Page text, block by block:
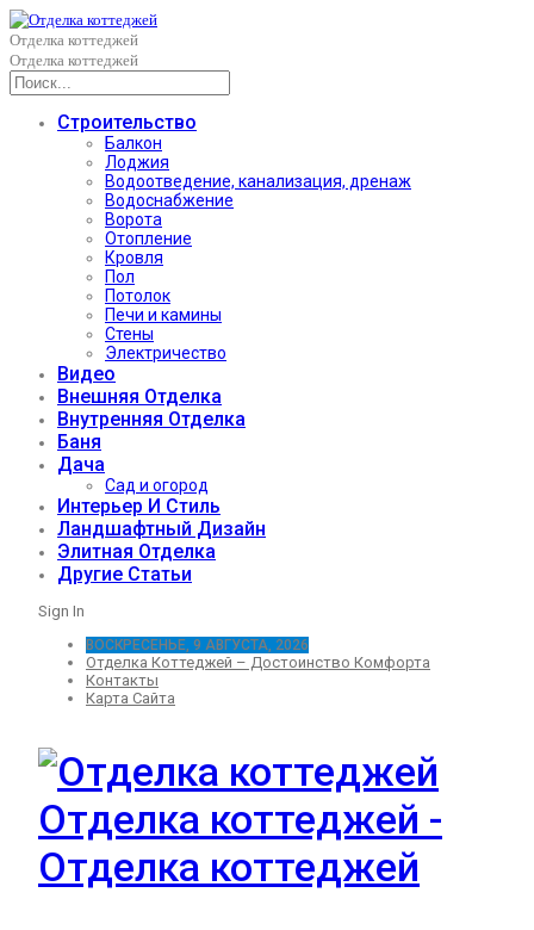
Отделка коттеджей
Отделка коттеджей
Строительство
Балкон
Лоджия
Водоотведение, канализация, дренаж
Водоснабжение
Ворота
Отопление
Кровля
Пол
Потолок
Печи и камины
Стены
Электричество
Видео
Внешняя Отделка
Внутренняя Отделка
Баня
Дача
Сад и огород
Интерьер И Стиль
Ландшафтный Дизайн
Элитная Отделка
Другие Статьи
Sign In
ВОСКРЕСЕНЬЕ, 9 АВГУСТА, 2026
Отделка Коттеджей – Достоинство Комфорта
Контакты
Карта Сайта
Отделка коттеджей -
Отделка коттеджей